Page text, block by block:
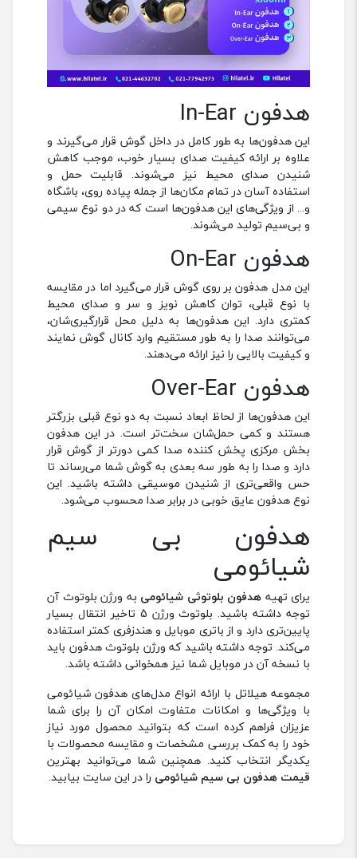
هدفون In-Ear
این هدفون‌ها به طور کامل در داخل گوش قرار می‌گیرند و
علاوه بر ارائه کیفیت صدای بسیار خوب، موجب کاهش
شنیدن صدای محیط نیز می‌شوند. قابلیت حمل و
استفاده آسان در تمام مکان‌ها از جمله پیاده روی، باشگاه
و... از ویژگی‌های این هدفون‌ها است که در دو نوع سیمی
و بی‌سیم تولید می‌شوند.
هدفون On-Ear
این مدل هدفون بر روی گوش قرار می‌گیرد اما در مقایسه
با نوع قبلی، توان کاهش نویز و سر و صدای محیط
کمتری دارد. این هدفون‌ها به دلیل محل قرارگیری‌شان،
می‌توانند صدا را به طور مستقیم وارد کانال گوش نمایند
و کیفیت بالایی را نیز ارائه می‌دهند.
هدفون Over-Ear
این هدفون‌ها از لحاظ ابعاد نسبت به دو نوع قبلی بزرگتر
هستند و کمی حمل‌شان سخت‌تر است. در این هدفون
بخش مرکزی پخش کننده صدا کمی دورتر از گوش قرار
دارد و صدا را به طور سه بعدی به گوش شما می‌رساند تا
حس واقعی‌تری از شنیدن موسیقی داشته باشید. این
نوع هدفون عایق خوبی در برابر صدا محسوب می‌شود.
هدفون بی سیم
شیائومی
یرای تهیه هدفون بلوتوثی شیائومی به ورژن بلوتوث آن
توجه داشته باشید. بلوتوث ورژن 5 تاخیر انتقال بسیار
پایین‌تری دارد و از باتری موبایل و هندزفری کمتر استفاده
می‌کند. توجه داشته باشید که ورژن بلوتوث هدفون باید
با نسخه آن در موبایل شما نیز همخوانی داشته باشد.
مجموعه هیلاتل با ارائه انواع مدل‌های هدفون شیائومی
با ویژگی‌ها و امکانات متفاوت امکان آن را برای شما
عزیزان فراهم کرده است که بتوانید محصول مورد نیاز
خود را به کمک بررسی مشخصات و مقایسه محصولات با
یکدیگر انتخاب کنید. همچنین شما می‌توانید بهترین
قیمت هدفون بی سیم شیائومی را در این سایت بیابید.